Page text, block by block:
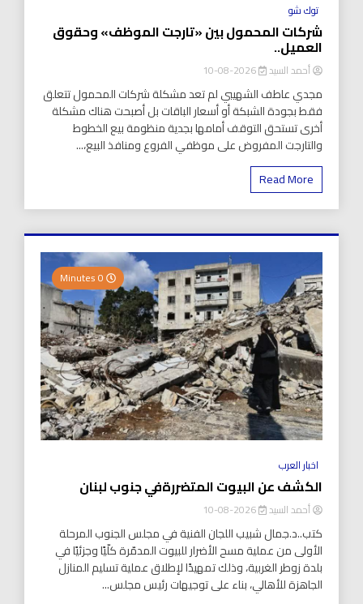
توك شو
شركات المحمول بين «تارجت الموظف» وحقوق
العميل..
أحمد السيد 2026-08-10
مجدي عاطف الشهيبي لم تعد مشكلة شركات المحمول تتعلق
فقط بجودة الشبكة أو أسعار الباقات بل أصبحت هناك مشكلة
أخرى تستحق التوقف أمامها بجدية منظومة بيع الخطوط
والتارجت المفروض على موظفي الفروع ومنافذ البيع،...
Read More
اخبار العرب
الكشف عن البيوت المتضررةفي جنوب لبنان
أحمد السيد 2026-08-10
كتب..د.جمال شبيب اللجان الفنية في مجلس الجنوب المرحلة
الأولى من عملية مسح الأضرار للبيوت المدمّرة كلّيًا وجزئيًا في
بلدة زوطر الغربية، وذلك تمهيدًا لإطلاق عملية تسليم المنازل
الجاهزة للأهالي، بناء على توجيهات رئيس مجلس...